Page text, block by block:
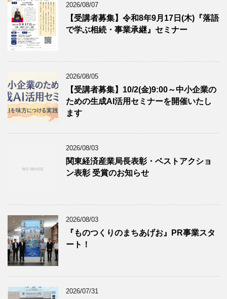
2026/08/07
【受講者募集】令和8年9月17日(木)『落語
で学ぶ相続・事業承継』セミナー
2026/08/05
【受講者募集】10/2(金)9:00～中小企業の
ための生成AI活用セミナーを開催いたし
ます
2026/08/03
関東経済産業局長表彰・ベストアクショ
ン表彰 受賞のお知らせ
2026/08/03
『ものつくりのまちあげお』PR事業スタ
ート！
2026/07/31